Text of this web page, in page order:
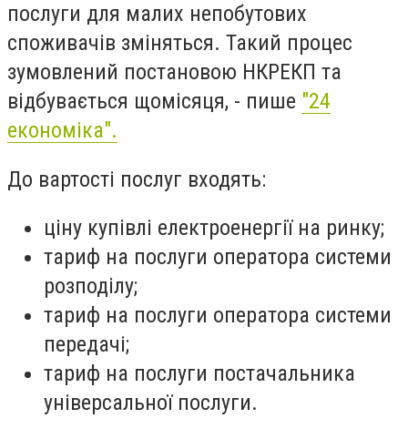
послуги для малих непобутових
споживачів зміняться. Такий процес
зумовлений постановою НКРЕКП та
відбувається щомісяця, - пише "24
економіка".
До вартості послуг входять:
ціну купівлі електроенергії на ринку;
тариф на послуги оператора системи
розподілу;
тариф на послуги оператора системи
передачі;
тариф на послуги постачальника
універсальної послуги.